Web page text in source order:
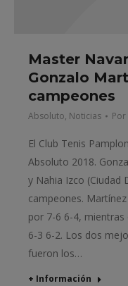
Master
Gonzalo
campeones
Absoluto, Noticias Por
El Club Tenis
Absoluto 2018.
y Nahia Izco (Ciudad
campeones.
por 7-6 6-4,
6-3 6-2. Los dos
fueron los…
+ Información